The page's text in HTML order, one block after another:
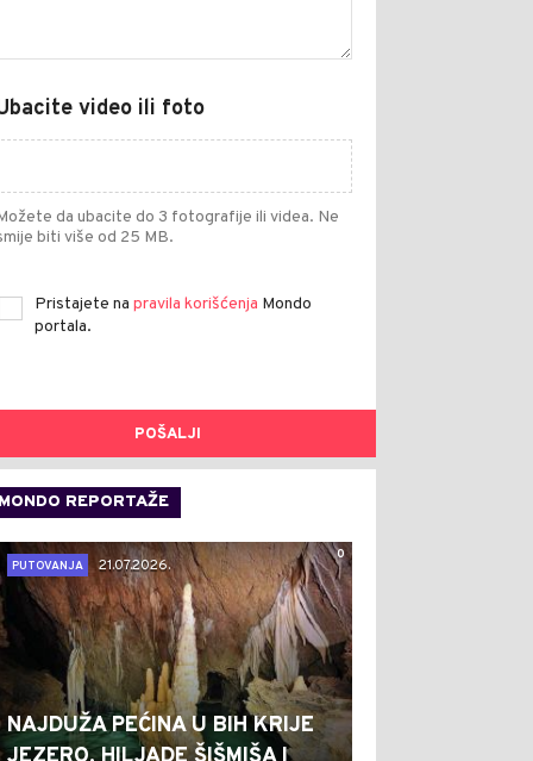
video ili foto
da ubacite do 3 fotografije ili videa. Ne
biti više od 25 MB.
Pristajete na pravila korišćenja Mondo
portala.
POŠALJI
MONDO REPORTAŽE
0
PUTOVANJA
21.07.2026.
NAJDUŽA PEĆINA U BIH KRIJE